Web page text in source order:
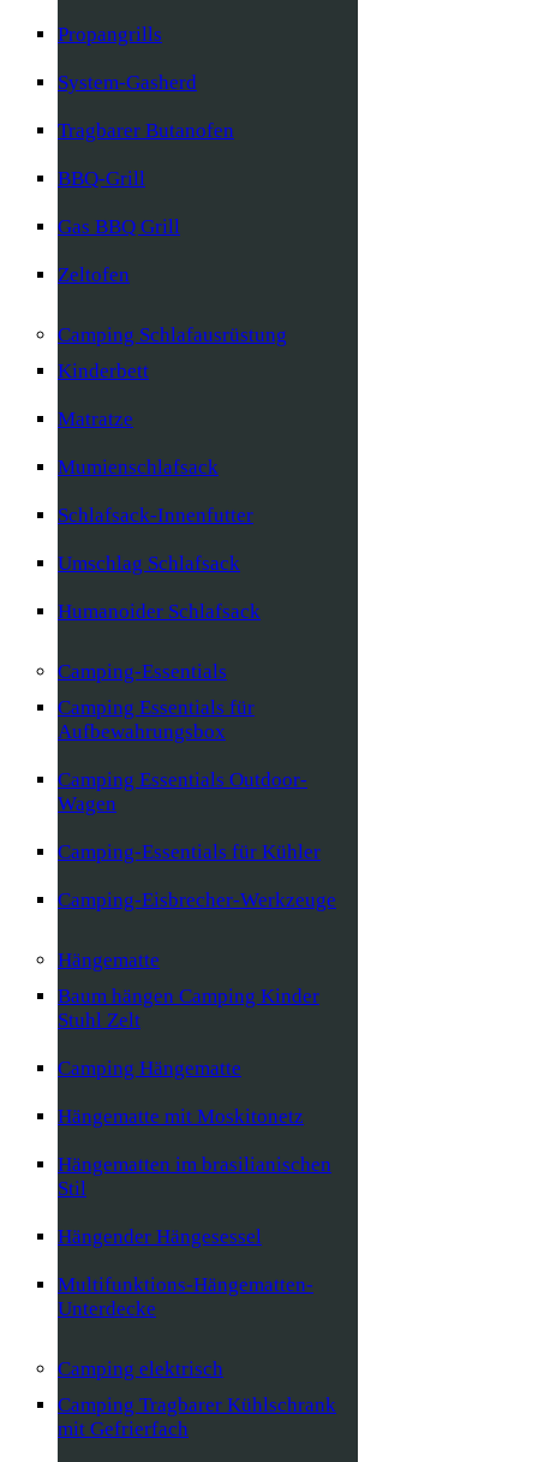
Propangrills
System-Gasherd
Tragbarer Butanofen
BBQ-Grill
Gas BBQ Grill
Zeltofen
Camping Schlafausrüstung
Kinderbett
Matratze
Mumienschlafsack
Schlafsack-Innenfutter
Umschlag Schlafsack
Humanoider Schlafsack
Camping-Essentials
Camping Essentials für
Aufbewahrungsbox
Camping Essentials Outdoor-
Wagen
Camping-Essentials für Kühler
Camping-Eisbrecher-Werkzeuge
Hängematte
Baum hängen Camping Kinder
Stuhl Zelt
Camping Hängematte
Hängematte mit Moskitonetz
Hängematten im brasilianischen
Stil
Hängender Hängesessel
Multifunktions-Hängematten-
Unterdecke
Camping elektrisch
Camping Tragbarer Kühlschrank
mit Gefrierfach